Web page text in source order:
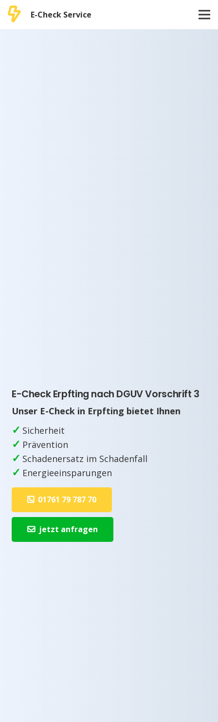
E-Check Service
E-Check Erpfting nach DGUV Vorschrift 3
Unser E-Check in Erpfting bietet Ihnen
✓ Sicherheit
✓ Prävention
✓ Schadenersatz im Schadenfall
✓ Energieeinsparungen
01761 79 787 70
jetzt anfragen